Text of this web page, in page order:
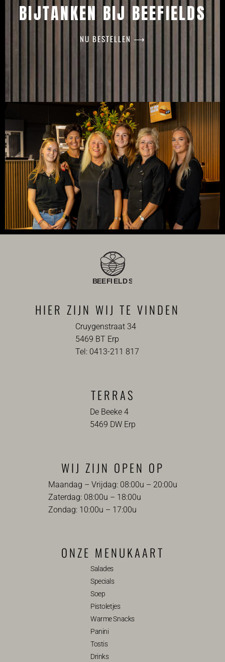
BIJTANKEN BIJ BEEFIELDS
NU BESTELLEN ⟶
HIER ZIJN WIJ TE VINDEN
Cruygenstraat 34
5469 BT Erp
Tel: 0413-211 817
TERRAS
De Beeke 4
5469 DW Erp
WIJ ZIJN OPEN OP
Maandag – Vrijdag: 08:00u – 20:00u
Zaterdag: 08:00u – 18:00u
Zondag: 10:00u – 17:00u
ONZE MENUKAART
Salades
Specials
Soep
Pistoletjes
Warme Snacks
Panini
Tostis
Drinks